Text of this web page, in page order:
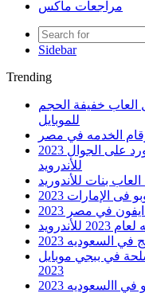
مراجعات ماكس
Sidebar
Trending
العاب خفيفة الحجم
للموبايل
الخدمه في مصر
أفضل 5 تطبيقات لقراءة ملفات الوورد على الجوال 2023
للأندرويد
فى الإمارات 2023
في مصر 2023
السعوديه 2023
في ببجي موبايل
2023
االسعوديه 2023